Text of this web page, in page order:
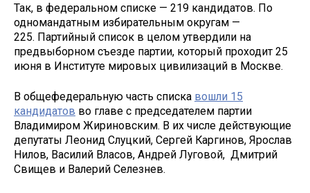
Так, в федеральном списке — 219 кандидатов. По
одномандатным избирательным округам —
225. Партийный список в целом утвердили на
предвыборном съезде партии, который проходит 25
июня в Институте мировых цивилизаций в Москве.
В общефедеральную часть списка вошли 15
кандидатов во главе с председателем партии
Владимиром Жириновским. В их числе действующие
депутаты Леонид Слуцкий, Сергей Каргинов, Ярослав
Нилов, Василий Власов, Андрей Луговой, Дмитрий
Свищев и Валерий Селезнев.